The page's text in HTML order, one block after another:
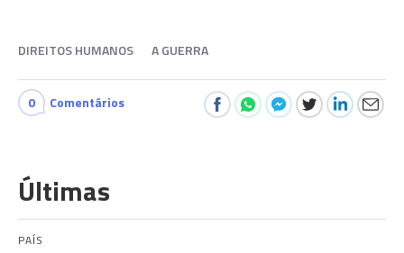
DIREITOS HUMANOS A GUERRA
0 Comentários
Últimas
PAÍS